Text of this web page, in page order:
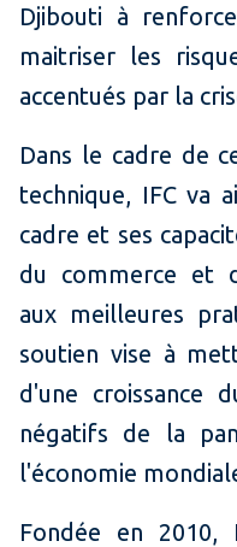
Djibouti à
maitriser les
accentués par la
Dans le cadre de
technique, IFC va
cadre et ses
du commerce et
aux meilleures
soutien vise à
d'une croissance
négatifs de la
l'économie
Fondée en 2010,